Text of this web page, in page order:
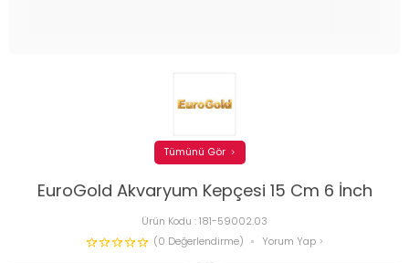
EuroGold Akvaryum Kepçesi 15 Cm 6 İnch
Ürün Kodu :181-59002.03
(0 Değerlendirme)
Yorum Yap
Tümünü Gör